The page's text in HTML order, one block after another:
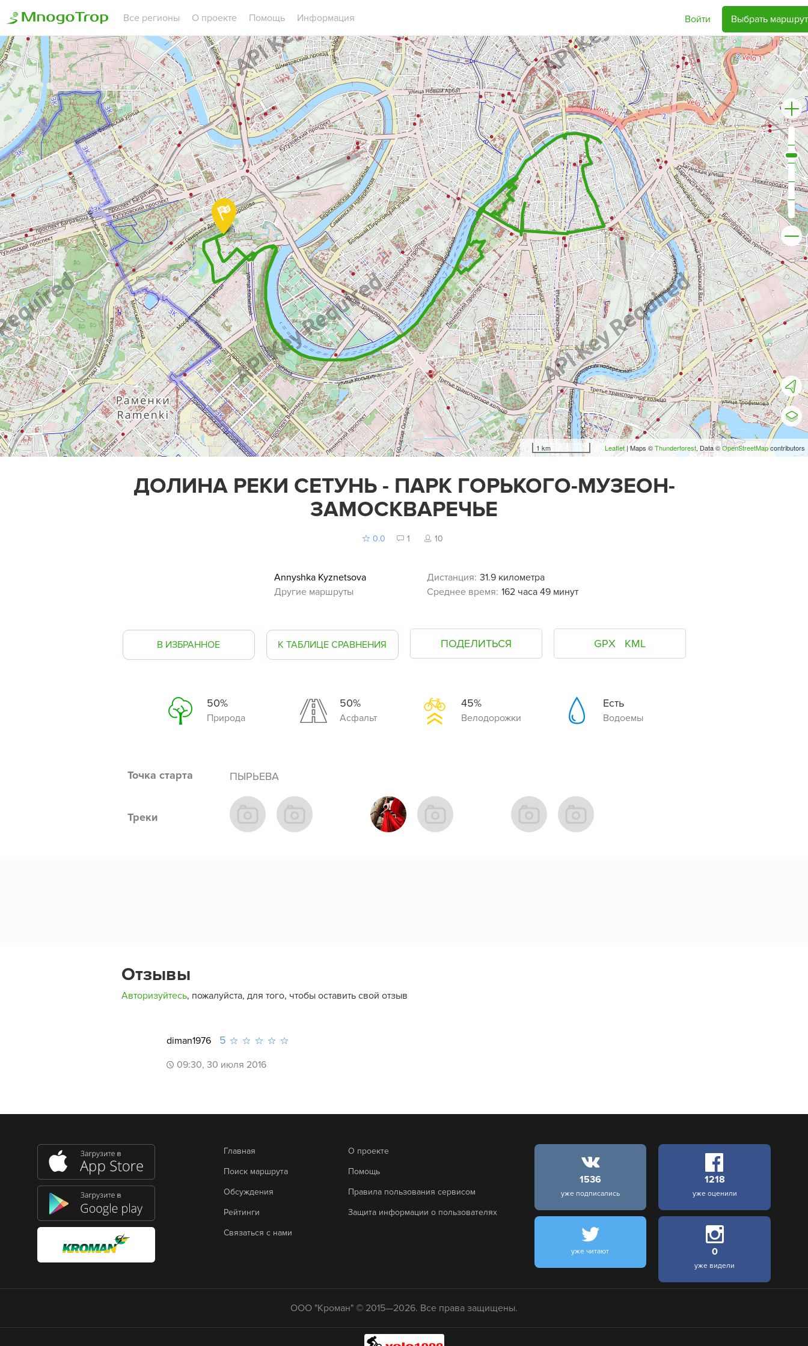
Все регионы О проекте Помощь Информация Войти Выбрать маршрут
1 km Leaflet| Maps ©Thunderforest, Data ©OpenStreetMapcontributors
ДОЛИНА РЕКИ СЕТУНЬ - ПАРК ГОРЬКОГО-МУЗЕОН-
ЗАМОСКВАРЕЧЬЕ
0.0 1 10
Annyshka Kyznetsova
Другие маршруты
Дистанция: 31.9 километра
Среднее время: 162 часа 49 минут
В ИЗБРАННОЕ К ТАБЛИЦЕ СРАВНЕНИЯ ПОДЕЛИТЬСЯ GPX KML
50%
Природа
50%
Асфальт
45%
Велодорожки
Есть
Водоемы
Точка старта ПЫРЬЕВА
Треки
Отзывы
Авторизуйтесь, пожалуйста, для того, чтобы оставить свой отзыв
diman1976 5
09:30, 30 июля 2016
Главная
Поиск маршрута
Обсуждения
Рейтинги
Связаться с нами
О проекте
Помощь
Правила пользования сервисом
Защита информации о пользователях
1536
уже подписались
1218
уже оценили
уже читают 0
уже видели
ООО "Кроман" © 2015—2026. Все права защищены.